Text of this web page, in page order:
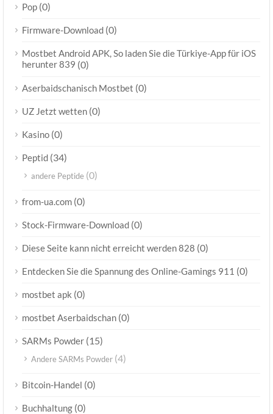
Pop (0)
Firmware-Download (0)
Mostbet Android APK, So laden Sie die Türkiye-App für iOS
herunter 839 (0)
Aserbaidschanisch Mostbet (0)
UZ Jetzt wetten (0)
Kasino (0)
Peptid (34)
andere Peptide (0)
from-ua.com (0)
Stock-Firmware-Download (0)
Diese Seite kann nicht erreicht werden 828 (0)
Entdecken Sie die Spannung des Online-Gamings 911 (0)
mostbet apk (0)
mostbet Aserbaidschan (0)
SARMs Powder (15)
Andere SARMs Powder (4)
Bitcoin-Handel (0)
Buchhaltung (0)